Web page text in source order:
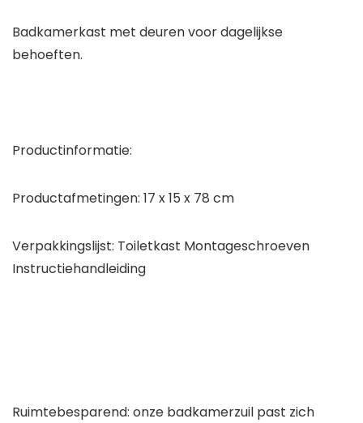
Badkamerkast met deuren voor dagelijkse
behoeften.
Productinformatie:
Productafmetingen: 17 x 15 x 78 cm
Verpakkingslijst: Toiletkast Montageschroeven
Instructiehandleiding
Ruimtebesparend: onze badkamerzuil past zich